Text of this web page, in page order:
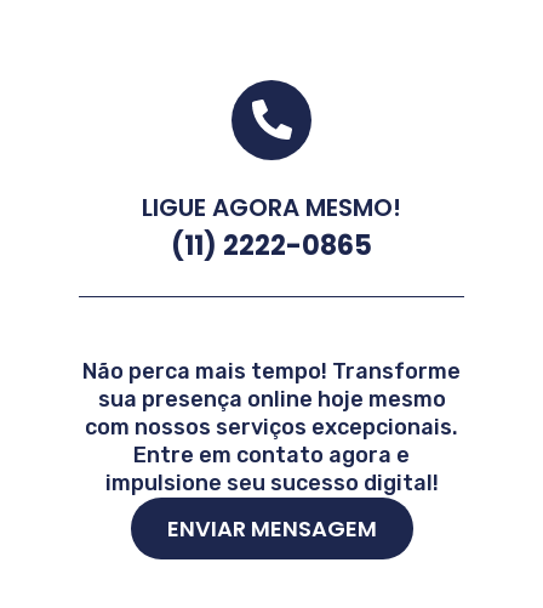
LIGUE AGORA MESMO!
(11) 2222-0865
Não perca mais tempo! Transforme
sua presença online hoje mesmo
com nossos serviços excepcionais.
Entre em contato agora e
impulsione seu sucesso digital!
ENVIAR MENSAGEM